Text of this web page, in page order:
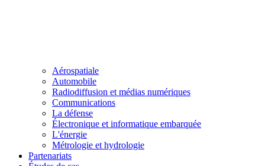
Aérospatiale
Automobile
Radiodiffusion et médias numériques
Communications
La défense
Électronique et informatique embarquée
L'énergie
Métrologie et hydrologie
Partenariats